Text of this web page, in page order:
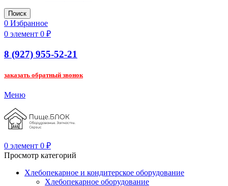
Поиск
0 Избранное
0 элемент 0 ₽
8 (927) 955-52-21
заказать обратный звонок
Меню
0 элемент 0 ₽
Просмотр категорий
Хлебопекарное и кондитерское оборудование
Хлебопекарное оборудование